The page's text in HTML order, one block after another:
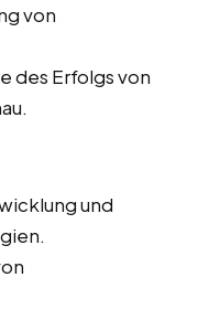
von
des Erfolgs von
und